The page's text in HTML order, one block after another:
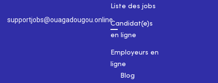
supportjobs@ouagadougou.online
Liste des jobs
Candidat(e)s
en ligne
Employeurs en
ligne
Blog